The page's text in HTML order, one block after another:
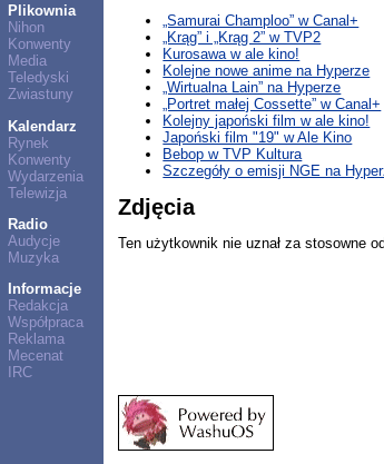
Plikownia
Nihon
Konwenty
Media
Teledyski
Zwiastuny
Kalendarz
Rynek
Konwenty
Wydarzenia
Telewizja
Radio
Audycje
Muzyka
Informacje
Redakcja
Współpraca
Reklama
Mecenat
IRC
„Samurai Champloo” w Canal+
„Krąg” i „Krąg 2” w TVP2
Kurosawa w ale kino!
Kolejne nowe anime na Hyperze
„Wirtualna Lain” na Hyperze
„Portret małej Cossette” w Canal+
Kolejny japoński film w ale kino!
Japoński film "19" w Ale Kino
Bebop w TVP Kultura
Szczegóły o emisji NGE na
Zdjęcia
Ten użytkownik nie uznał za stosowne